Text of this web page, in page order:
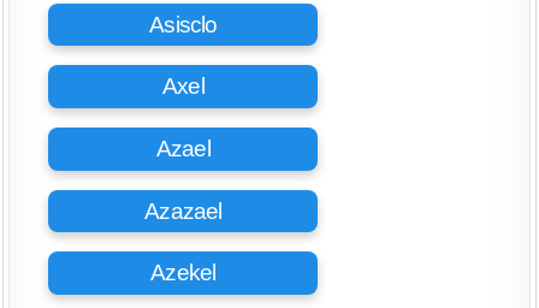
Asisclo
Axel
Azael
Azazael
Azekel